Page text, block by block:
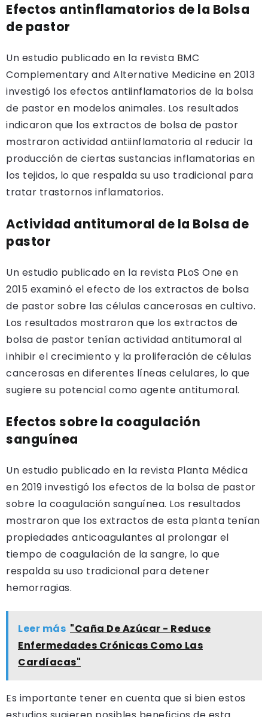
Efectos antinflamatorios de la Bolsa
de pastor
Un estudio publicado en la revista BMC
Complementary and Alternative Medicine en 2013
investigó los efectos antiinflamatorios de la bolsa
de pastor en modelos animales. Los resultados
indicaron que los extractos de bolsa de pastor
mostraron actividad antiinflamatoria al reducir la
producción de ciertas sustancias inflamatorias en
los tejidos, lo que respalda su uso tradicional para
tratar trastornos inflamatorios.
Actividad antitumoral de la Bolsa de
pastor
Un estudio publicado en la revista PLoS One en
2015 examinó el efecto de los extractos de bolsa
de pastor sobre las células cancerosas en cultivo.
Los resultados mostraron que los extractos de
bolsa de pastor tenían actividad antitumoral al
inhibir el crecimiento y la proliferación de células
cancerosas en diferentes líneas celulares, lo que
sugiere su potencial como agente antitumoral.
Efectos sobre la coagulación
sanguínea
Un estudio publicado en la revista Planta Médica
en 2019 investigó los efectos de la bolsa de pastor
sobre la coagulación sanguínea. Los resultados
mostraron que los extractos de esta planta tenían
propiedades anticoagulantes al prolongar el
tiempo de coagulación de la sangre, lo que
respalda su uso tradicional para detener
hemorragias.
Leer más "Caña De Azúcar - Reduce
Enfermedades Crónicas Como Las
Cardíacas"
Es importante tener en cuenta que si bien estos